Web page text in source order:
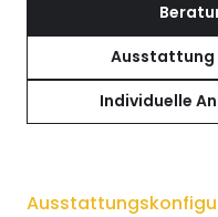
Ausstattung
Individuelle